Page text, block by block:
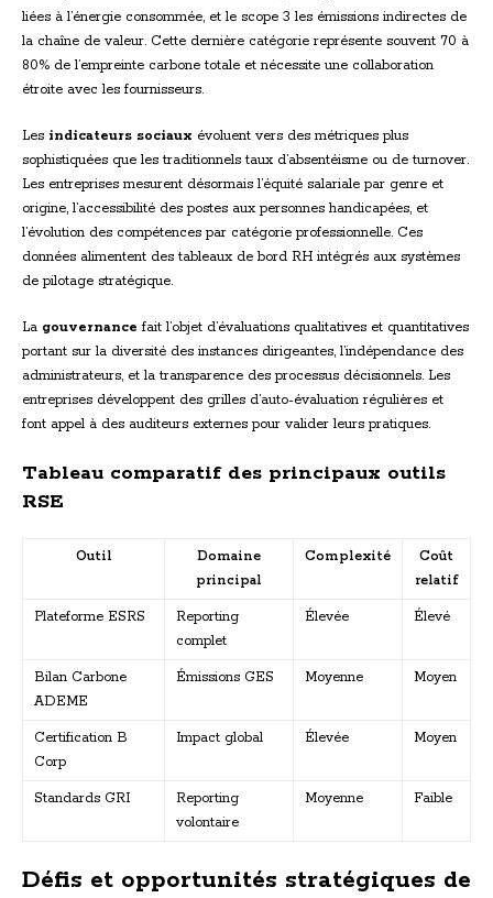
liées à l’énergie consommée, et le scope 3 les émissions indirectes de
la chaîne de valeur. Cette dernière catégorie représente souvent 70 à
80% de l’empreinte carbone totale et nécessite une collaboration
étroite avec les fournisseurs.
Les indicateurs sociaux évoluent vers des métriques plus
sophistiquées que les traditionnels taux d’absentéisme ou de turnover.
Les entreprises mesurent désormais l’équité salariale par genre et
origine, l’accessibilité des postes aux personnes handicapées, et
l’évolution des compétences par catégorie professionnelle. Ces
données alimentent des tableaux de bord RH intégrés aux systèmes
de pilotage stratégique.
La gouvernance fait l’objet d’évaluations qualitatives et quantitatives
portant sur la diversité des instances dirigeantes, l’indépendance des
administrateurs, et la transparence des processus décisionnels. Les
entreprises développent des grilles d’auto-évaluation régulières et
font appel à des auditeurs externes pour valider leurs pratiques.
Tableau comparatif des principaux outils
RSE
Outil
Domaine
principal
Complexité
Coût
relatif
Plateforme ESRS
Reporting
complet
Élevée Élevé
Bilan Carbone
ADEME
Émissions GES Moyenne Moyen
Certification B
Corp
Impact global Élevée Moyen
Standards GRI
Reporting
volontaire
Moyenne Faible
Défis et opportunités stratégiques de